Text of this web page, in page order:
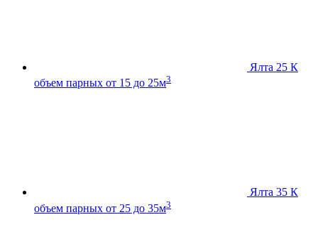
Ялта 25 К
объем парных от 15 до 25м3
Ялта 35 К
объем парных от 25 до 35м3